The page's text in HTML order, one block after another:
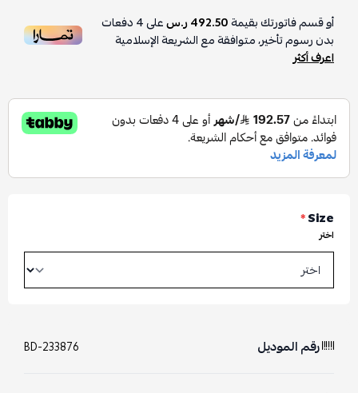
أو قسم فاتورتك بقيمة492.50 ر.س على4دفعات
بدون رسوم تأخير، متوافقة مع الشريعة الإسلامية
اعرف أكثر
Size
*
اختر
رقم الموديل BD-233876